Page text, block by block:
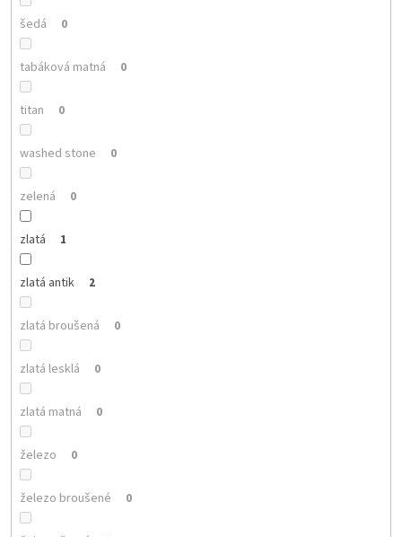
šedá 0
tabáková matná 0
titan 0
washed stone 0
zelená 0
zlatá 1
zlatá antik 2
zlatá broušená 0
zlatá lesklá 0
zlatá matná 0
železo 0
železo broušené 0